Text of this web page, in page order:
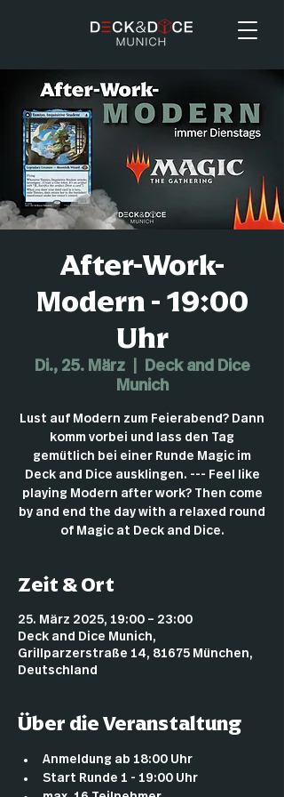
After-Work-
Modern - 19:00
Uhr
Di., 25. März
  |
Deck and Dice
Munich
Lust auf Modern zum Feierabend? Dann
komm vorbei und lass den Tag
gemütlich bei einer Runde Magic im
Deck and Dice ausklingen. --- Feel like
playing Modern after work? Then come
by and end the day with a relaxed round
of Magic at Deck and Dice.
Zeit & Ort
25. März 2025, 19:00 – 23:00
Deck and Dice Munich,
Grillparzerstraße 14, 81675 München,
Deutschland
Über die Veranstaltung
Anmeldung ab 18:00 Uhr
Start Runde 1 - 19:00 Uhr